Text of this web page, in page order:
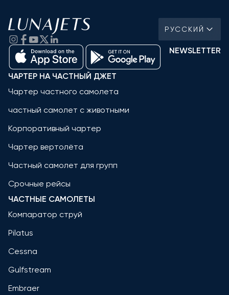
РУССКИЙ
NEWSLETTER
ЧАРТЕР НА ЧАСТНЫЙ ДЖЕТ
Чартер частного самолета
частный самолет с животными
Корпоративный чартер
Чартер вертолёта
Частный самолет для групп
Срочные рейсы
ЧАСТНЫЕ САМОЛЕТЫ
Компаратор струй
Pilatus
Cessna
Gulfstream
Embraer